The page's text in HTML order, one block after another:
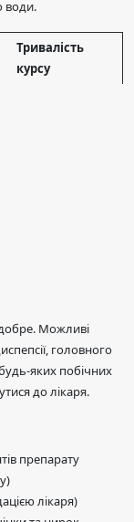
води.
Тривалість
курсу
Можливі
головного
яких побічних
до лікаря.
препарату
лікаря)